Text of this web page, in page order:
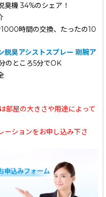
臭機 34%のシェア！
時間の交換、たったの10
脱臭アシストスプレー 剛腕ア
のところ5分でOK
部屋の大きさや用途によって
ーションをお申し込み下さ